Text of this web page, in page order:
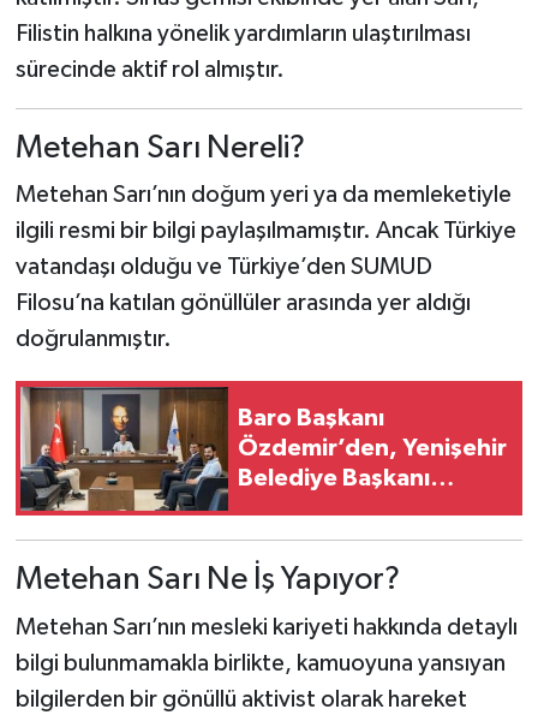
Filistin halkına yönelik yardımların ulaştırılması
sürecinde aktif rol almıştır.
Metehan Sarı Nereli?
Metehan Sarı’nın doğum yeri ya da memleketiyle
ilgili resmi bir bilgi paylaşılmamıştır. Ancak Türkiye
vatandaşı olduğu ve Türkiye’den SUMUD
Filosu’na katılan gönüllüler arasında yer aldığı
doğrulanmıştır.
Baro Başkanı
Özdemir’den, Yenişehir
Belediye Başkanı
Metehan Sarı Ne İş Yapıyor?
Metehan Sarı’nın mesleki kariyeti hakkında detaylı
bilgi bulunmamakla birlikte, kamuoyuna yansıyan
bilgilerden bir gönüllü aktivist olarak hareket